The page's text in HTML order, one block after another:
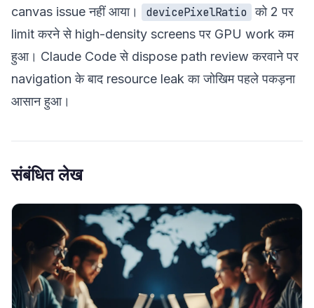
canvas issue नहीं आया।
devicePixelRatio को 2 पर
limit करने से high-density screens पर GPU work कम
हुआ। Claude Code से dispose path review करवाने पर
navigation के बाद resource leak का जोखिम पहले पकड़ना
आसान हुआ।
संबंधित लेख